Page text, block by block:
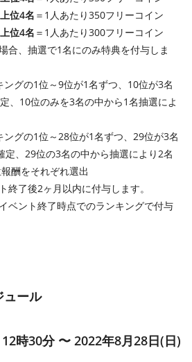
位4名 ＝1人あたり350フリーコイン
位4名 ＝1人あたり300フリーコイン
合、抽選で1名にのみ特典を付与しま
グの1位～9位が1名ずつ、10位が3名
、10位のみを3名の中から1名抽選によ
グの1位～28位が1名ずつ、29位が3名
定、29位の3名の中から抽選により2名
酬をそれぞれ選出
了後2ヶ月以内に付与します。
ベント終了時点でのランキングで付与
ュール
時30分 〜 2022年8月28日(日)